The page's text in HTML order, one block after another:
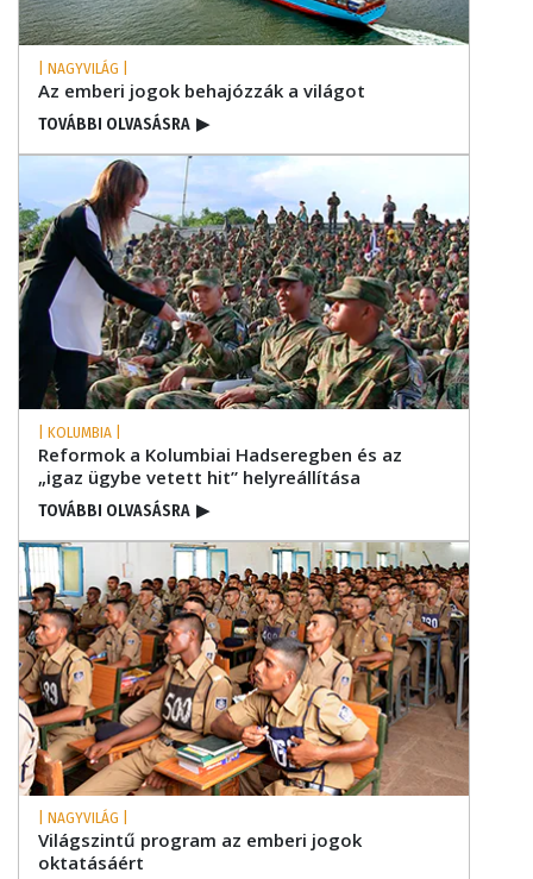
| NAGYVILÁG |
Az emberi jogok behajózzák a világot
TOVÁBBI OLVASÁSRA ▶
| KOLUMBIA |
Reformok a Kolumbiai Hadseregben és az
„igaz ügybe vetett hit” helyreállítása
TOVÁBBI OLVASÁSRA ▶
| NAGYVILÁG |
Világszintű program az emberi jogok
oktatásáért